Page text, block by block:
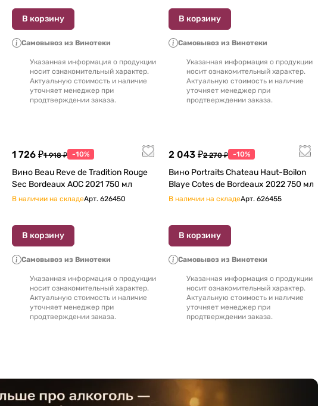
В корзину
Самовывоз из Винотеки
Указанная информация о продукции
носит ознакомительный характер.
Актуальную стоимость и наличие
уточняет менеджер при
продтверждении заказа.
В корзину
Самовывоз из Винотеки
Указанная информация о продукции
носит ознакомительный характер.
Актуальную стоимость и наличие
уточняет менеджер при
продтверждении заказа.
1 726 ₽1 918 ₽ -10%
Вино Beau Reve de Tradition Rouge
Sec Bordeaux АОC 2021 750 мл
В наличии на складеАрт. 626450
В корзину
Самовывоз из Винотеки
Указанная информация о продукции
носит ознакомительный характер.
Актуальную стоимость и наличие
уточняет менеджер при
продтверждении заказа.
2 043 ₽2 270 ₽ -10%
Вино Portraits Chateau Haut-Boilon
Blaye Cotes de Bordeaux 2022 750 мл
В наличии на складеАрт. 626455
В корзину
Самовывоз из Винотеки
Указанная информация о продукции
носит ознакомительный характер.
Актуальную стоимость и наличие
уточняет менеджер при
продтверждении заказа.